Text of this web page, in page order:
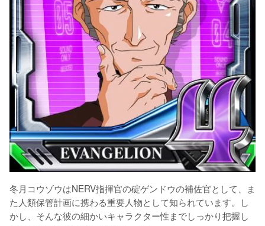
冬月コウゾウはNERV指揮官の碇ゲンドウの補佐官として、ま
た人類保管計画に携わる重要人物として知られています。し
かし、そんな彼の細かいキャラクター性までしっかり把握し